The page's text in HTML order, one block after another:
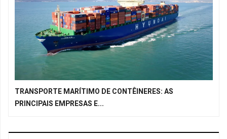
TRANSPORTE MARÍTIMO DE CONTÊINERES: AS
PRINCIPAIS EMPRESAS E...